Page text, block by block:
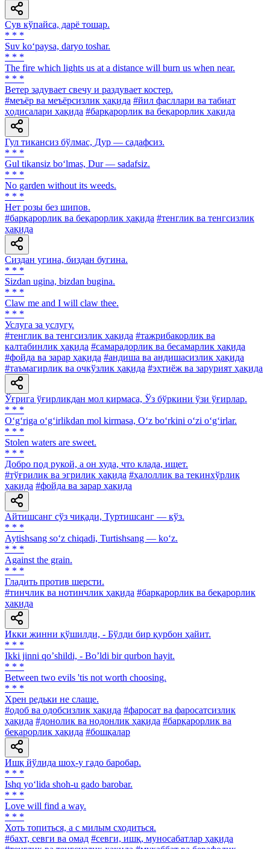
Сув кўпайса, дарё тошар.
* * *
Suv ko‘paysa, daryo toshar.
* * *
The fire which lights us at a distance will burn us when near.
* * *
Ветер задувает свечу и раздувает костер.
#меъёр ва меъёрсизлик ҳақида #йил фасллари ва табиат
ҳодисалари ҳақида #барқарорлик ва беқарорлик ҳақида
Гул тикансиз бўлмас, Дур — садафсиз.
* * *
Gul tikansiz bo‘lmas, Dur — sadafsiz.
* * *
No garden without its weeds.
* * *
Нет розы без шипов.
#барқарорлик ва беқарорлик ҳақида #тенглик ва тенгсизлик
ҳақида
Сиздан угина, биздан бугина.
* * *
Sizdan ugina, bizdan bugina.
* * *
Claw me and I will claw thee.
* * *
Услуга за услугу.
#тенглик ва тенгсизлик ҳақида #тажрибакорлик ва
калтабинлик ҳақида #самарадорлик ва бесамарлик ҳақида
#фойда ва зарар ҳақида #андиша ва андишасизлик ҳақида
#таъмагирлик ва очкўзлик ҳақида #эҳтиёж ва зарурият ҳақида
Ўғрига ўғирликдан мол кирмаса, Ўз бўркини ўзи ўғирлар.
* * *
O‘g‘riga o‘g‘irlikdan mol kirmasa, O‘z bo‘rkini o‘zi o‘g‘irlar.
* * *
Stolen waters are sweet.
* * *
Добро под рукой, а он худа, что клада, ищет.
#тўғрилик ва эгрилик ҳақида #ҳалоллик ва текинхўрлик
ҳақида #фойда ва зарар ҳақида
Айтишсанг сўз чиқади, Туртишсанг — кўз.
* * *
Aytishsang so‘z chiqadi, Turtishsang — ko‘z.
* * *
Against the grain.
* * *
Гладить против шерсти.
#тинчлик ва нотинчлик ҳақида #барқарорлик ва беқарорлик
ҳақида
Икки жинни қўшилди, - Бўлди бир қурбон ҳайит.
* * *
Ikki jinni qoʼshildi, - Boʼldi bir qurbon hayit.
* * *
Between two evils 'tis not worth choosing.
* * *
Хрен редьки не слаще.
#одоб ва одобсизлик ҳақида #фаросат ва фаросатсизлик
ҳақида #донолик ва нодонлик ҳақида #барқарорлик ва
беқарорлик ҳақида #бошқалар
Ишқ йўлида шоҳ-у гадо баробар.
* * *
Ishq yo‘lida shoh-u gado barobar.
* * *
Love will find a way.
* * *
Хоть топиться, а с милым сходиться.
#бахт, севги ва омад #севги, ишқ, муносабатлар ҳақида